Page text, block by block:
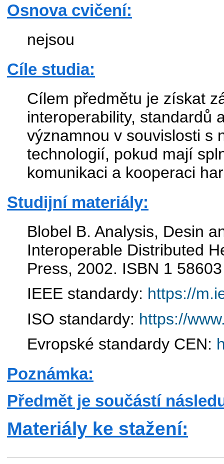
Osnova cvičení:
nejsou
Cíle studia:
Cílem předmětu je získat
interoperability, standardů
významnou v souvislosti s
technologií, pokud mají
komunikaci a kooperaci
Studijní materiály:
Blobel B. Analysis, Desin
Interoperable Distributed
Press, 2002. ISBN 1
IEEE standardy: https://
ISO standardy: https://
Evropské standardy CEN:
Poznámka:
Předmět je součástí
Materiály ke stažení: